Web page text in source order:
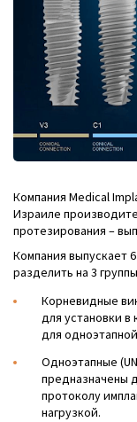
Компания Medical
Израиле
протезирования –
Компания выпускает
разделить на 3
Корневидные
для установки в
для
Одноэтапные
предназначены
протоколу
нагрузкой.